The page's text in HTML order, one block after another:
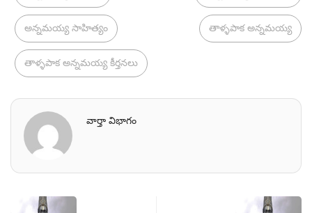
అన్నమయ్య సాహిత్యం తాళ్ళపాక అన్నమయ్య
తాళ్ళపాక అన్నమయ్య కీర్తనలు
వార్తా విభాగం